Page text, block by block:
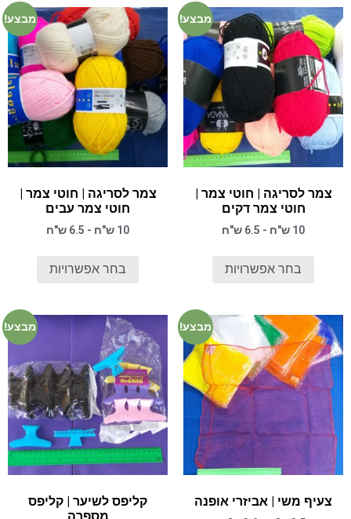
מבצע!
צמר לסריגה | חוטי צמר |
חוטי צמר דקים
10 ש"ח - 6.5 ש"ח
בחר אפשרויות
מבצע!
צמר לסריגה | חוטי צמר |
חוטי צמר עבים
10 ש"ח - 6.5 ש"ח
בחר אפשרויות
מבצע!
צעיף משי | אביזרי אופנה
מבצע!
קליפס לשיער | קליפס